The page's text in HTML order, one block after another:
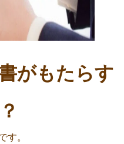
がもたらす
す。